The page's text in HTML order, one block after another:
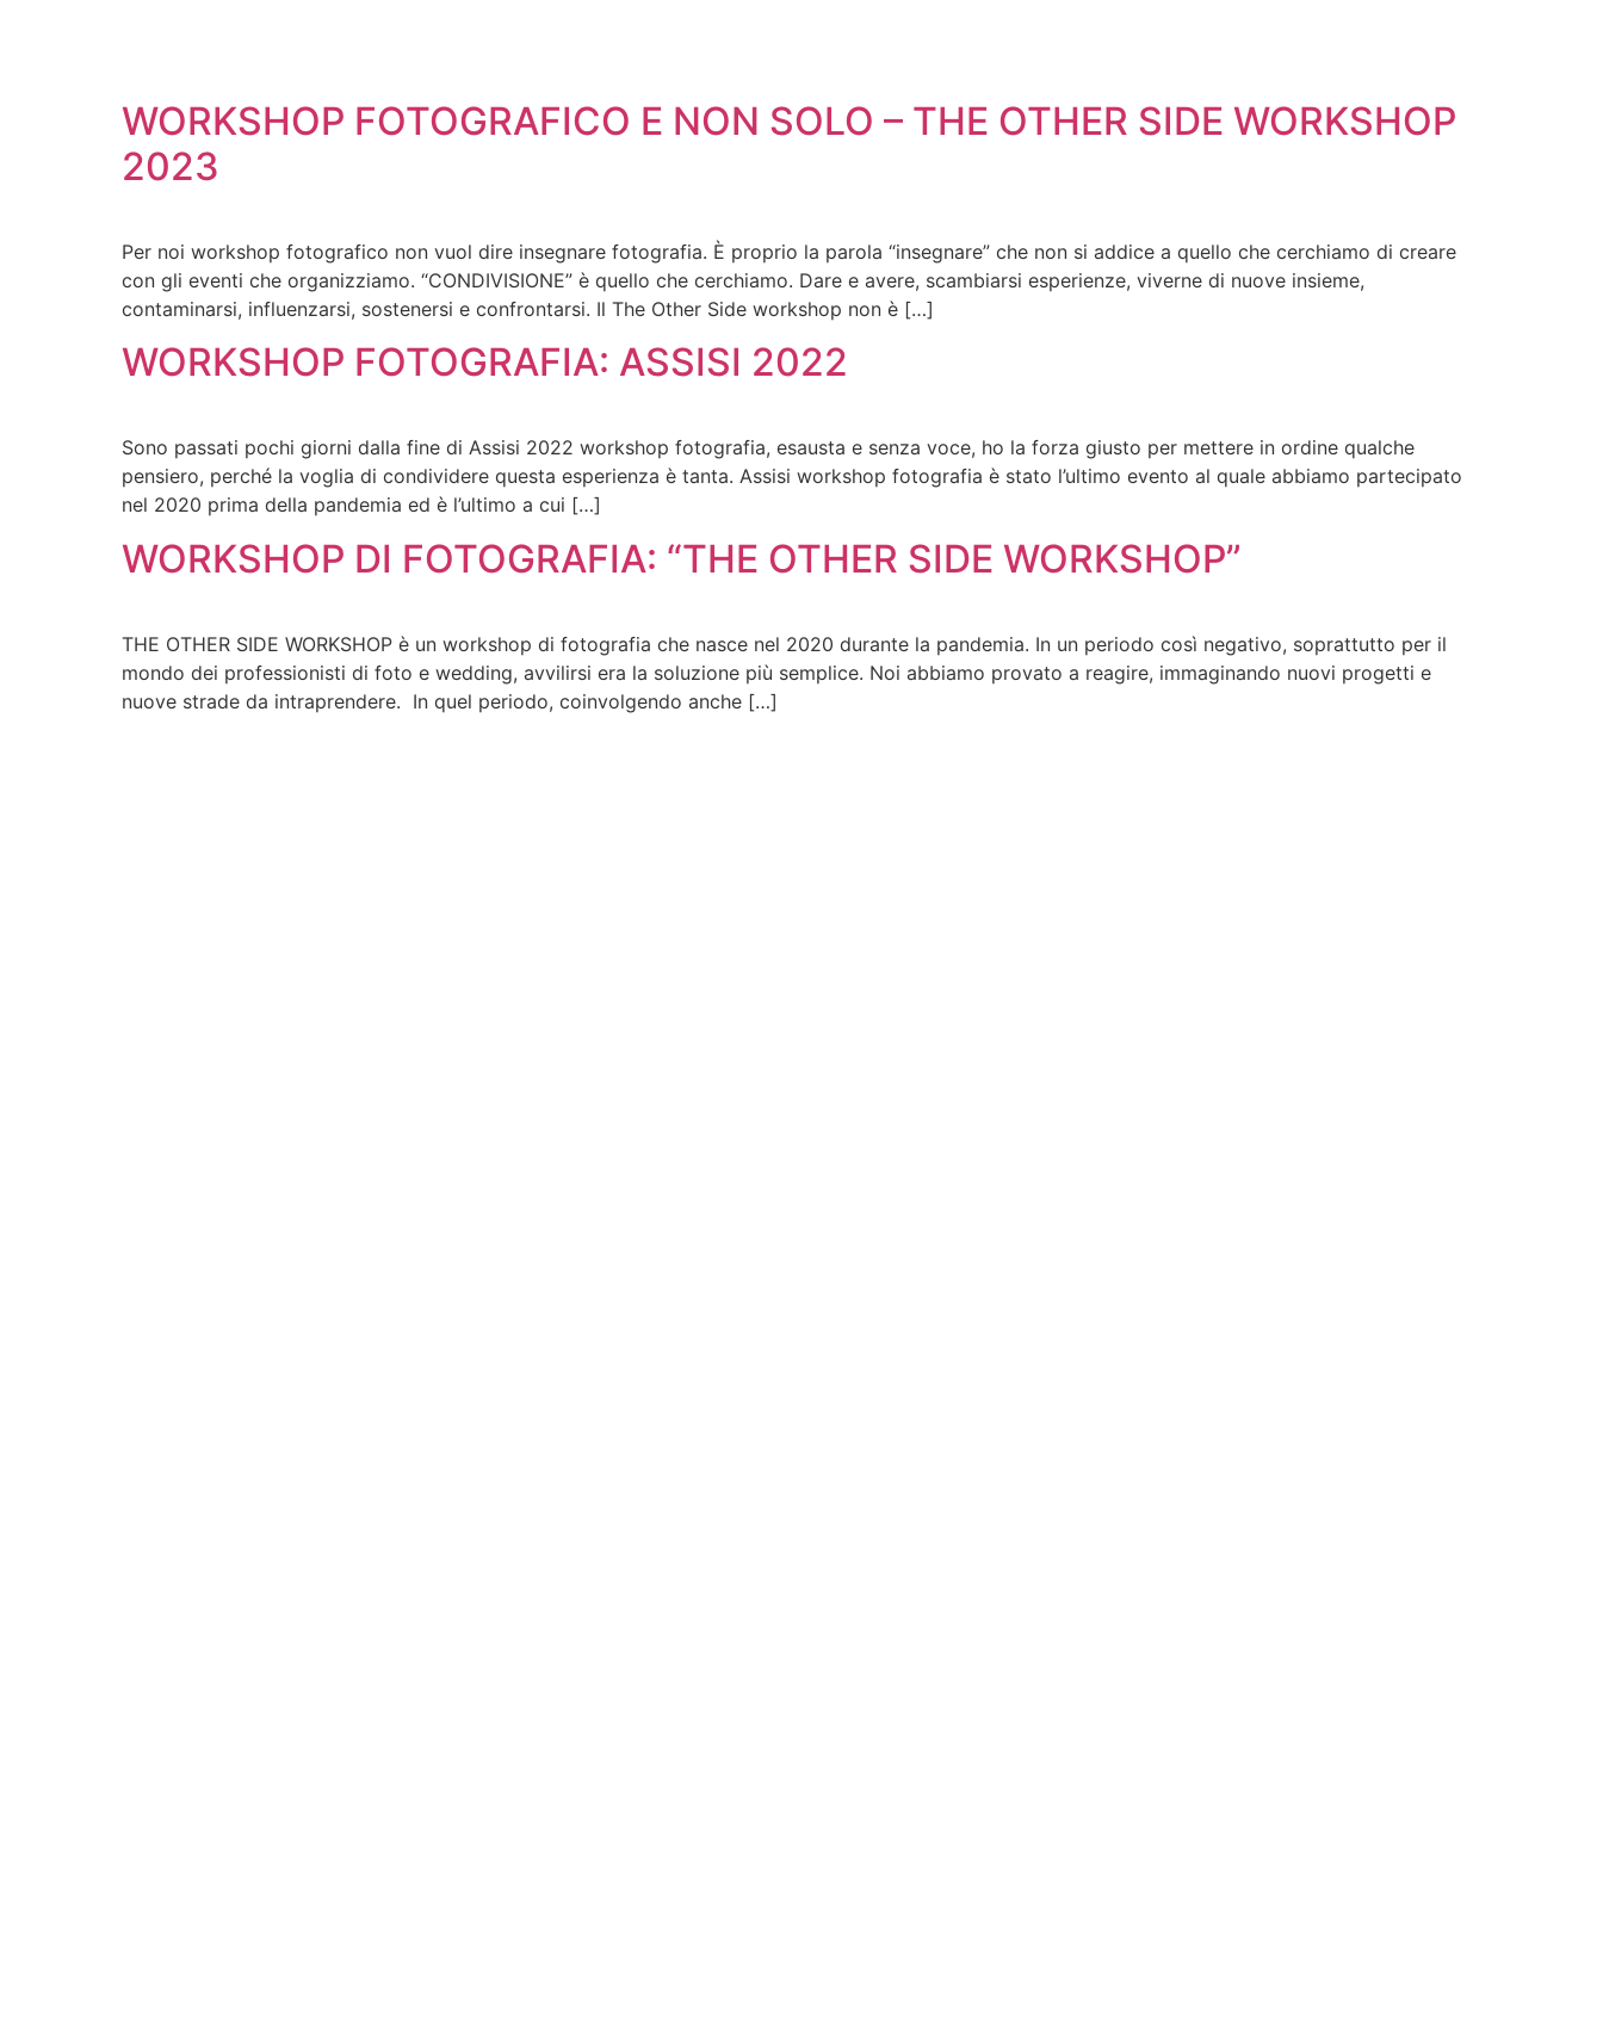
WORKSHOP FOTOGRAFICO E NON SOLO – THE OTHER SIDE WORKSHOP
2023
Per noi workshop fotografico non vuol dire insegnare fotografia. È proprio la parola “insegnare” che non si addice a quello che cerchiamo di creare
con gli eventi che organizziamo. “CONDIVISIONE” è quello che cerchiamo. Dare e avere, scambiarsi esperienze, viverne di nuove insieme,
contaminarsi, influenzarsi, sostenersi e confrontarsi. Il The Other Side workshop non è […]
WORKSHOP FOTOGRAFIA: ASSISI 2022
Sono passati pochi giorni dalla fine di Assisi 2022 workshop fotografia, esausta e senza voce, ho la forza giusto per mettere in ordine qualche
pensiero, perché la voglia di condividere questa esperienza è tanta. Assisi workshop fotografia è stato l’ultimo evento al quale abbiamo partecipato
nel 2020 prima della pandemia ed è l’ultimo a cui […]
WORKSHOP DI FOTOGRAFIA: “THE OTHER SIDE WORKSHOP”
THE OTHER SIDE WORKSHOP è un workshop di fotografia che nasce nel 2020 durante la pandemia. In un periodo così negativo, soprattutto per il
mondo dei professionisti di foto e wedding, avvilirsi era la soluzione più semplice. Noi abbiamo provato a reagire, immaginando nuovi progetti e
nuove strade da intraprendere. In quel periodo, coinvolgendo anche […]